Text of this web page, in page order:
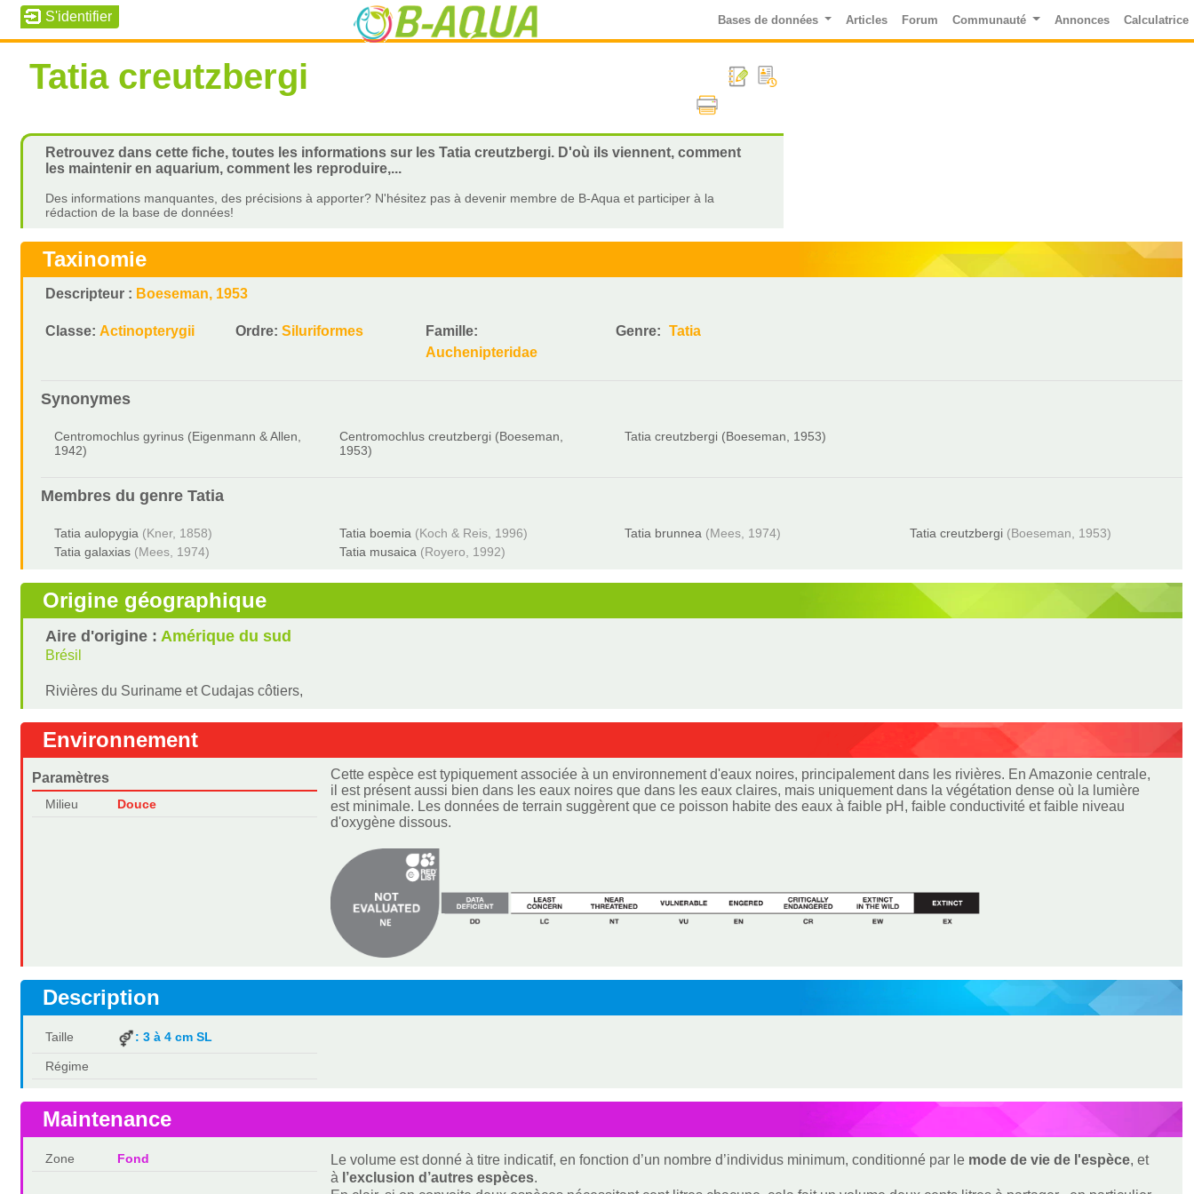
Bases de données Articles Forum Communauté Annonces Calculatrice
Tatia creutzbergi
Retrouvez dans cette fiche, toutes les informations sur les Tatia creutzbergi. D'où ils viennent, comment
les maintenir en aquarium, comment les reproduire,...
Des informations manquantes, des précisions à apporter? N'hésitez pas à devenir membre de B-Aqua et participer à la
rédaction de la base de données!
Taxinomie
Descripteur : Boeseman, 1953
Classe:Actinopterygii Ordre:Siluriformes
Famille:
Auchenipteridae
Genre: Tatia
Synonymes
Centromochlus gyrinus (Eigenmann & Allen,
1942)
Centromochlus creutzbergi (Boeseman,
1953)
Tatia creutzbergi (Boeseman, 1953)
Membres du genreTatia
Tatia aulopygia (Kner, 1858) Tatia boemia (Koch & Reis, 1996) Tatia brunnea (Mees, 1974) Tatia creutzbergi (Boeseman, 1953)
Tatia galaxias (Mees, 1974) Tatia musaica (Royero, 1992)
Origine géographique
Aire d'origine :Amérique du sud
Brésil
Rivières du Suriname et Cudajas côtiers,
Environnement
Paramètres
Milieu Douce
Cette espèce est typiquement associée à un environnement d'eaux noires, principalement dans les rivières. En Amazonie centrale,
il est présent aussi bien dans les eaux noires que dans les eaux claires, mais uniquement dans la végétation dense où la lumière
est minimale. Les données de terrain suggèrent que ce poisson habite des eaux à faible pH, faible conductivité et faible niveau
d'oxygène dissous.
Description
Taille : 3 à 4 cm SL
Régime
Maintenance
Zone Fond Le volume est donné à titre indicatif, en fonction d’un nombre d’individus minimum, conditionné par le mode de vie de l'espèce, et
à l’exclusion d’autres espèces.